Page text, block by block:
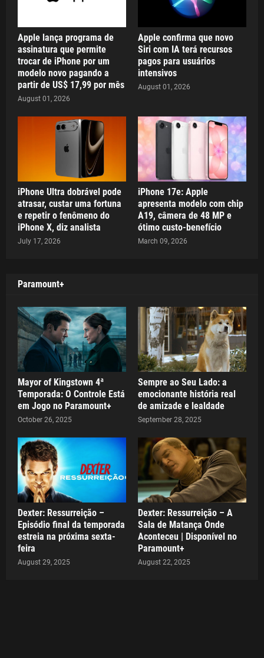
Apple lança programa de
assinatura que permite
trocar de iPhone por um
modelo novo pagando a
partir de US$ 17,99 por mês
August 01, 2026
Apple confirma que novo
Siri com IA terá recursos
pagos para usuários
intensivos
August 01, 2026
iPhone Ultra dobrável pode
atrasar, custar uma fortuna
e repetir o fenômeno do
iPhone X, diz analista
July 17, 2026
iPhone 17e: Apple
apresenta modelo com chip
A19, câmera de 48 MP e
ótimo custo-benefício
March 09, 2026
Paramount+
Mayor of Kingstown 4ª
Temporada: O Controle Está
em Jogo no Paramount+
October 26, 2025
Sempre ao Seu Lado: a
emocionante história real
de amizade e lealdade
September 28, 2025
Dexter: Ressurreição –
Episódio final da temporada
estreia na próxima sexta-
feira
August 29, 2025
Dexter: Ressurreição – A
Sala de Matança Onde
Aconteceu | Disponível no
Paramount+
August 22, 2025